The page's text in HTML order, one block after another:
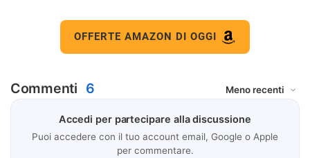
OFFERTE AMAZON DI OGGI
Commenti 6
Accedi per partecipare alla discussione
Puoi accedere con il tuo account email, Google o Apple
per commentare.